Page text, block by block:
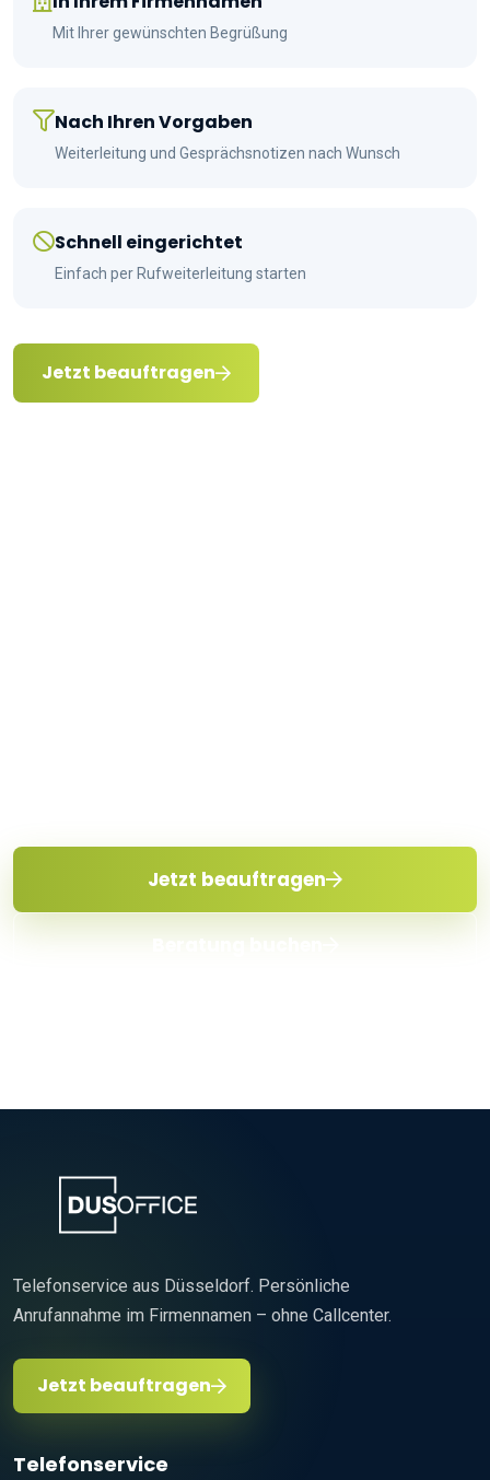
Mit Ihrer gewünschten Begrüßung
Nach Ihren Vorgaben
Weiterleitung und Gesprächsnotizen nach Wunsch
Schnell eingerichtet
Einfach per Rufweiterleitung starten
Jetzt beauftragen
Jetzt beauftragen
Telefonservice aus Düsseldorf. Persönliche
Anrufannahme im Firmennamen – ohne Callcenter.
Jetzt beauftragen
Telefonservice